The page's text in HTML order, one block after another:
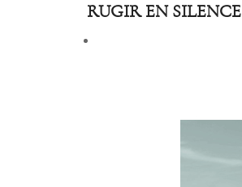
RUGIR EN SILENCE